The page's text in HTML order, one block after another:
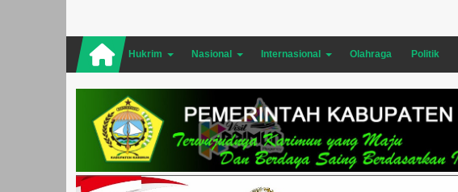
Hukrim Nasional Internasional Olahraga Politik